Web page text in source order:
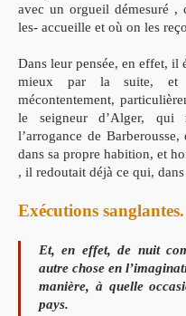
avec un orgueil démesuré
les- accueille et où on les
Dans leur pensée, en effet, il
mieux par la suite, et
mécontentement,
le seigneur d’Alger, qui
l’arrogance de
dans sa propre habition, et
, il redoutait déjà ce qui,
Exécutions sanglantes.
Et, en effet, de nuit
autre chose en
manière, à quelle
pays.